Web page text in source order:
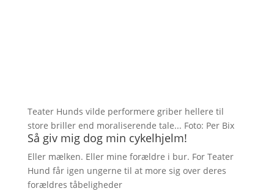
Teater Hunds vilde performere griber hellere til
store briller end moraliserende tale... Foto: Per Bix
Så giv mig dog min cykelhjelm!
Eller mælken. Eller mine forældre i bur. For Teater
Hund får igen ungerne til at more sig over deres
forældres tåbeligheder